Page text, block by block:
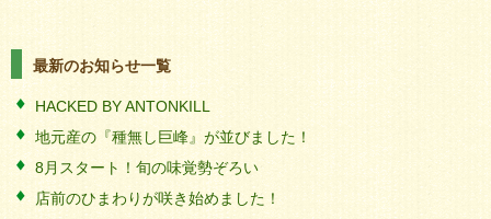
最新のお知らせ一覧
HACKED BY ANTONKILL
地元産の『種無し巨峰』が並びました！
8月スタート！旬の味覚勢ぞろい
店前のひまわりが咲き始めました！